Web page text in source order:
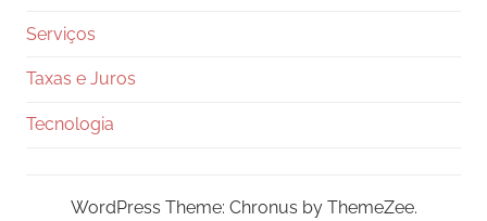
Serviços
Taxas e Juros
Tecnologia
WordPress Theme: Chronus by ThemeZee.